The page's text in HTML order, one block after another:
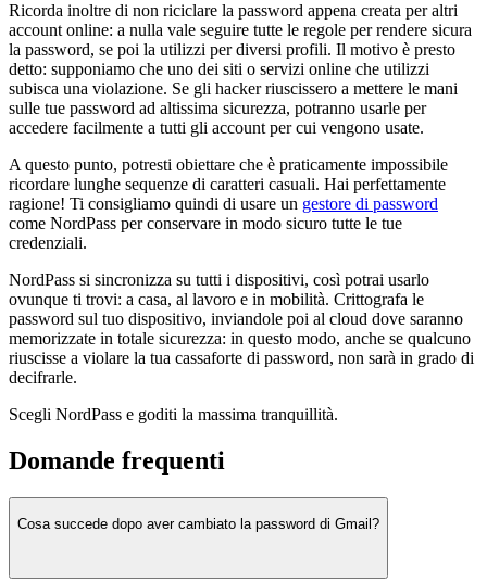
Ricorda inoltre di non riciclare la password appena creata per altri
account online: a nulla vale seguire tutte le regole per rendere sicura
la password, se poi la utilizzi per diversi profili. Il motivo è presto
detto: supponiamo che uno dei siti o servizi online che utilizzi
subisca una violazione. Se gli hacker riuscissero a mettere le mani
sulle tue password ad altissima sicurezza, potranno usarle per
accedere facilmente a tutti gli account per cui vengono usate.
A questo punto, potresti obiettare che è praticamente impossibile
ricordare lunghe sequenze di caratteri casuali. Hai perfettamente
ragione! Ti consigliamo quindi di usare un gestore di password
come NordPass per conservare in modo sicuro tutte le tue
credenziali.
NordPass si sincronizza su tutti i dispositivi, così potrai usarlo
ovunque ti trovi: a casa, al lavoro e in mobilità. Crittografa le
password sul tuo dispositivo, inviandole poi al cloud dove saranno
memorizzate in totale sicurezza: in questo modo, anche se qualcuno
riuscisse a violare la tua cassaforte di password, non sarà in grado di
decifrarle.
Scegli NordPass e goditi la massima tranquillità.
Domande frequenti
Cosa succede dopo aver cambiato la password di Gmail?